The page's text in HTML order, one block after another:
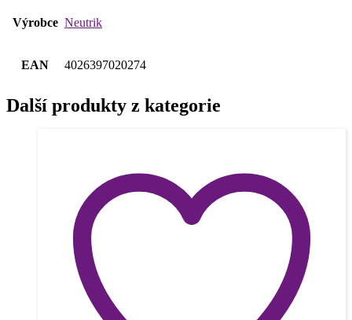
Výrobce Neutrik
EAN 4026397020274
Další produkty z kategorie